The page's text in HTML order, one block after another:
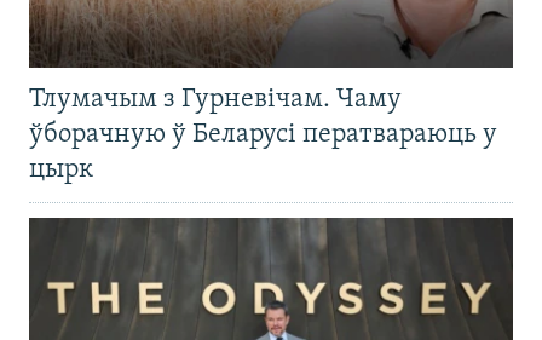
Тлумачым з Гурневічам. Чаму
ўборачную ў Беларусі ператвараюць у
цырк